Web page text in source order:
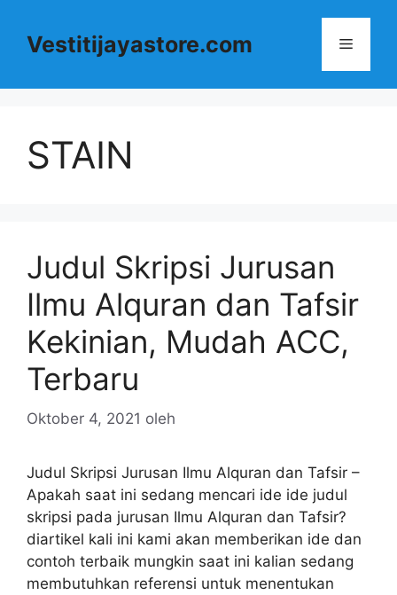
Vestitijayastore.com Menu
STAIN
Judul Skripsi Jurusan
Ilmu Alquran dan Tafsir
Kekinian, Mudah ACC,
Terbaru
Oktober 4, 2021 oleh
Judul Skripsi Jurusan Ilmu Alquran dan Tafsir –
Apakah saat ini sedang mencari ide ide judul
skripsi pada jurusan Ilmu Alquran dan Tafsir?
diartikel kali ini kami akan memberikan ide dan
contoh terbaik mungkin saat ini kalian sedang
membutuhkan referensi untuk menentukan